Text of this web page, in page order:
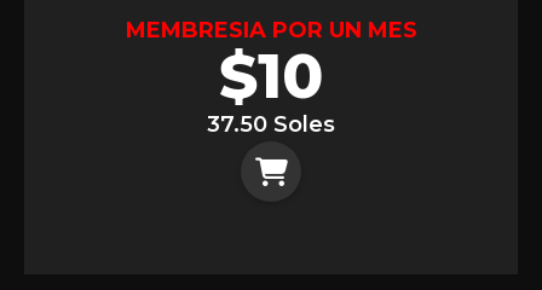
MEMBRESIA POR UN MES
$10
37.50 Soles